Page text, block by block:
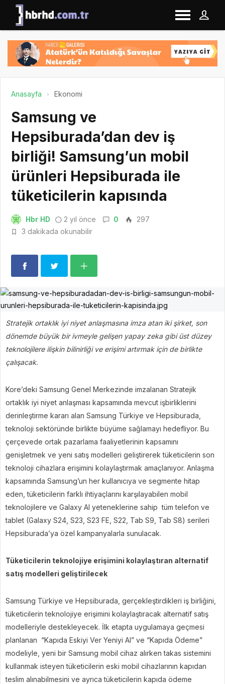
Anasayfa Ekonomi
Samsung ve
Hepsiburada’dan dev iş
birliği! Samsung’un mobil
ürünleri Hepsiburada ile
tüketicilerin kapısında
Hbr HD 2 yıl önce 0
297
3 dakikada okunabilir
Stratejik ortaklık iyi niyet anlaşmasına imza atan iki şirket, son
dönemde büyük bir ivmeyle gelişen yapay zeka gibi üst düzey
teknolojilere ilişkin bilinirliği ve erişimi artırmak için de birlikte
çalışacak.
Kore’deki Samsung Genel Merkezinde imzalanan Stratejik
ortaklık iyi niyet anlaşması kapsamında mevcut işbirliklerini
derinleştirme kararı alan Samsung Türkiye ve Hepsiburada,
teknoloji sektöründe birlikte büyüme sağlamayı hedefliyor. Bu
çerçevede ortak pazarlama faaliyetlerinin kapsamını
genişletmek ve yeni satış modelleri geliştirerek tüketicilerin son
teknoloji cihazlara erişimini kolaylaştırmak amaçlanıyor. Anlaşma
kapsamında Samsung’un her kullanıcıya ve segmente hitap
eden, tüketicilerin farklı ihtiyaçlarını karşılayabilen mobil
teknolojilere ve Galaxy AI yeteneklerine sahip tüm telefon ve
tablet (Galaxy S24, S23, S23 FE, S22, Tab S9, Tab S8) serileri
Hepsiburada’ya özel kampanyalarla sunulacak.
Tüketicilerin teknolojiye erişimini kolaylaştıran alternatif
satış modelleri geliştirilecek
Samsung Türkiye ve Hepsiburada, gerçekleştirdikleri iş birliğini,
tüketicilerin teknolojiye erişimini kolaylaştıracak alternatif satış
modelleriyle destekleyecek. İlk etapta uygulamaya geçmesi
planlanan “Kapıda Eskiyi Ver Yeniyi Al” ve “Kapıda Ödeme”
modeliyle, yeni bir Samsung mobil cihaz alırken takas sistemini
kullanmak isteyen tüketicilerin eski mobil cihazlarının kapıdan
teslim alınabilmesini ve ayrıca tüketicilerin kapıda ödeme